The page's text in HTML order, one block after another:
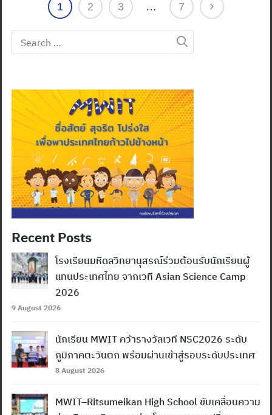
1 2 3 … 7
Search
for:
Recent Posts
โรงเรียนมหิดลวิทยานุสรณ์ร่วมต้อนรับนักเรียนผู้
แทนประเทศไทย จากเวที Asian Science Camp
2026
9 August 2026
นักเรียน MWIT คว้ารางวัลเวที NSC2026 ระดับ
ภูมิภาคตะวันตก พร้อมผ่านเข้าสู่รอบระดับประเทศ
8 August 2026
MWIT–Ritsumeikan High School ขับเคลื่อนความ